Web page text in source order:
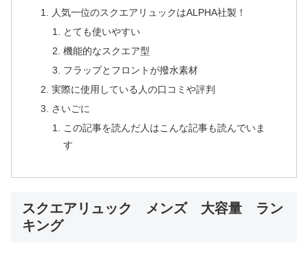
人気一位のスクエアリュックはALPHA社製！
とても使いやすい
機能的なスクエア型
フラップとフロントが撥水素材
実際に使用している人の口コミや評判
さいごに
この記事を読んだ人はこんな記事も読んでいま
す
スクエアリュック メンズ 大容量 ラン
キング